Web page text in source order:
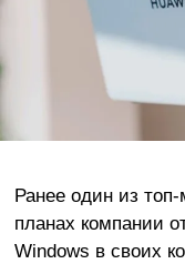
Ранее один из
планах компании
Windows в своих